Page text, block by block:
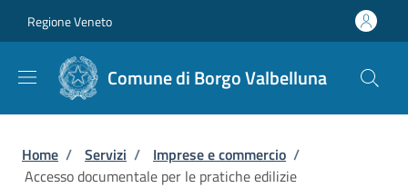
Regione Veneto
Comune di Borgo Valbelluna
Briciole di pane
Home / Servizi / Imprese e commercio /
Accesso documentale per le pratiche edilizie